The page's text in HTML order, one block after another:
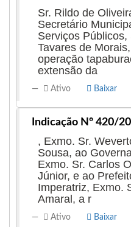
Sr. Rildo de
Secretário
Serviços
Tavares de
operação
extensão da
Ativo Baixar
Indicação Nº 420/
, Exmo. Sr.
Sousa, ao
Exmo. Sr. Carlos
Júnior, e ao
Imperatriz, Exmo.
Amaral, a r
Ativo Baixar